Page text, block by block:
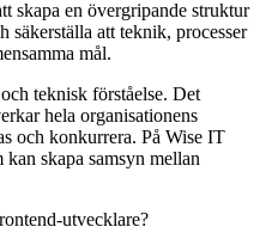
skapa en övergripande struktur
säkerställa att teknik, processer
mål.
teknisk förståelse. Det
hela organisationens
och konkurrera. På Wise IT
skapa samsyn mellan
utvecklare?